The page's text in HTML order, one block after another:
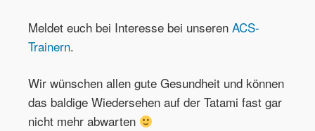
Meldet euch bei Interesse bei unseren ACS-
Trainern.
Wir wünschen allen gute Gesundheit und können
das baldige Wiedersehen auf der Tatami fast gar
nicht mehr abwarten